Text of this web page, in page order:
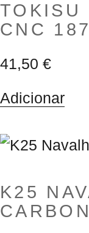
TOKISU
CNC
41,50 €
Adicionar
K25